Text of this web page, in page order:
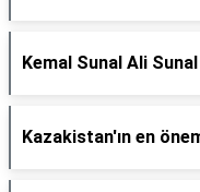
Kemal Sunal Ali
Kazakistan'ın en